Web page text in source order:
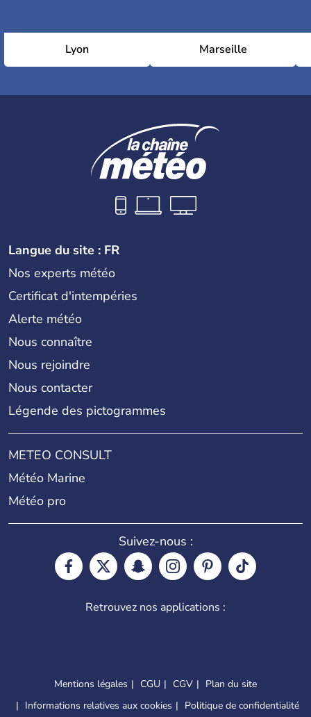
Lyon Marseille
Langue du site : FR
Nos experts météo
Certificat d'intempéries
Alerte météo
Nous connaître
Nous rejoindre
Nous contacter
Légende des pictogrammes
METEO CONSULT
Météo Marine
Météo pro
Suivez-nous :
Retrouvez nos applications :
Mentions légales CGU CGV
Plan du site
Informations relatives aux cookies
Politique de confidentialité